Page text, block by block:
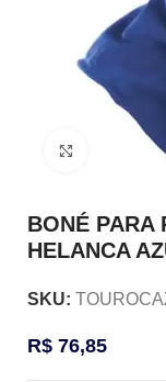
Clique
BONÉ PARA
HELANCA
SKU:
R$ 76,85